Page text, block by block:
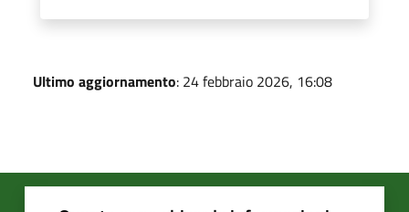
Ultimo aggiornamento: 24 febbraio 2026, 16:08